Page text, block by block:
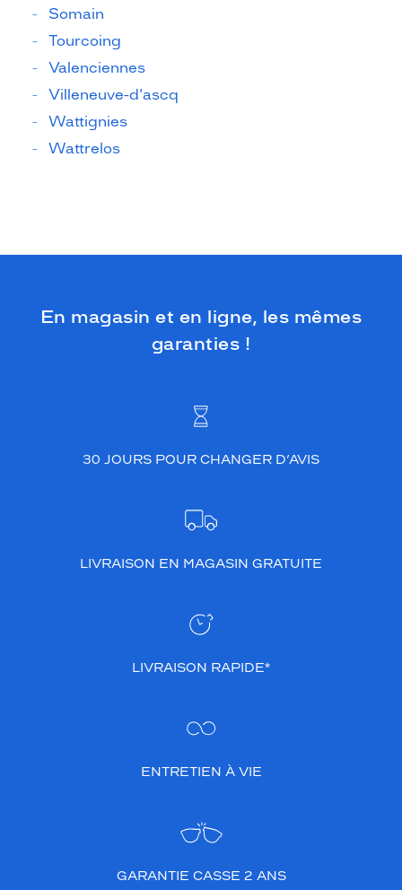
Somain
Tourcoing
Valenciennes
Villeneuve-d'ascq
Wattignies
Wattrelos
En magasin et en ligne, les mêmes
garanties !
30 JOURS POUR CHANGER D’AVIS
LIVRAISON EN MAGASIN GRATUITE
LIVRAISON RAPIDE*
ENTRETIEN À VIE
GARANTIE CASSE 2 ANS